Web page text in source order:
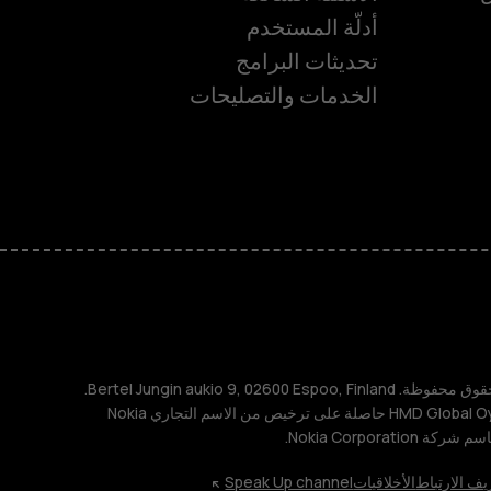
أدلّة المستخدم
تحديثات البرامج
الخدمات والتصليحات
TM و © 2026 HMD Global. جميع الحقوق محفوظة. Bertel Jungin aukio 9, 02600 Espoo, Finland.
مُعرِّف الشركة: 2724044-2. شركة HMD Global Oy حاصلة على ترخيص من الاسم التجاري Nokia
الارتباطالأخلاقياتSpeak Up channel